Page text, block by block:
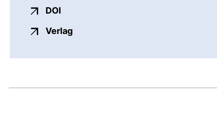
DOI
Verlagexterner Link, öffnet neues